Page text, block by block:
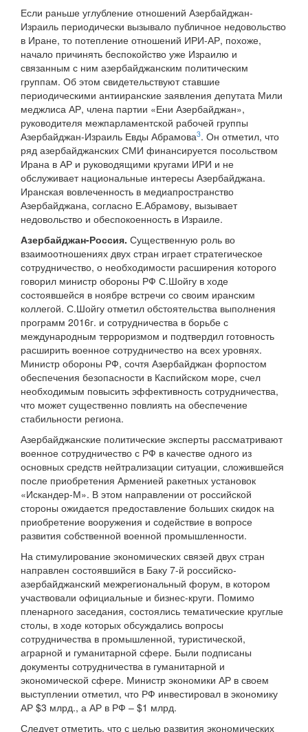
Если раньше углубление отношений Азербайджан-
Израиль периодически вызывало публичное недовольство
в Иране, то потепление отношений ИРИ-АР, похоже,
начало причинять беспокойство уже Израилю и
связанным с ним азербайджанским политическим
группам. Об этом свидетельствуют ставшие
периодическими антииранские заявления депутата Мили
меджлиса АР, члена партии «Ени Азербайджан»,
руководителя межпарламентской рабочей группы
Азербайджан-Израиль Евды Абрамова3. Он отметил, что
ряд азербайджанских СМИ финансируется посольством
Ирана в АР и руководящими кругами ИРИ и не
обслуживает национальные интересы Азербайджана.
Иранская вовлеченность в медиапространство
Азербайджана, согласно Е.Абрамову, вызывает
недовольство и обеспокоенность в Израиле.
Азербайджан-Россия. Существенную роль во
взаимоотношениях двух стран играет стратегическое
сотрудничество, о необходимости расширения которого
говорил министр обороны РФ С.Шойгу в ходе
состоявшейся в ноябре встречи со своим иранским
коллегой. С.Шойгу отметил обстоятельства выполнения
программ 2016г. и сотрудничества в борьбе с
международным терроризмом и подтвердил готовность
расширить военное сотрудничество на всех уровнях.
Министр обороны РФ, сочтя Азербайджан форпостом
обеспечения безопасности в Каспийском море, счел
необходимым повысить эффективность сотрудничества,
что может существенно повлиять на обеспечение
стабильности региона.
Азербайджанские политические эксперты рассматривают
военное сотрудничество с РФ в качестве одного из
основных средств нейтрализации ситуации, сложившейся
после приобретения Арменией ракетных установок
«Искандер-М». В этом направлении от российской
стороны ожидается предоставление больших скидок на
приобретение вооружения и содействие в вопросе
развития собственной военной промышленности.
На стимулирование экономических связей двух стран
направлен состоявшийся в Баку 7-й российско-
азербайджанский межрегиональный форум, в котором
участвовали официальные и бизнес-круги. Помимо
пленарного заседания, состоялись тематические круглые
столы, в ходе которых обсуждались вопросы
сотрудничества в промышленной, туристической,
аграрной и гуманитарной сфере. Были подписаны
документы сотрудничества в гуманитарной и
экономической сфере. Министр экономики АР в своем
выступлении отметил, что РФ инвестировал в экономику
АР $3 млрд., а АР в РФ – $1 млрд.
Следует отметить, что с целью развития экономических